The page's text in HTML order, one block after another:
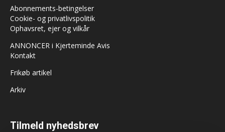
Abonnements-betingelser
Cookie- og privatlivspolitik
Ophavsret, ejer og vilkår
ANNONCER i Kjerteminde Avis
Kontakt
Frikøb artikel
Arkiv
Tilmeld nyhedsbrev